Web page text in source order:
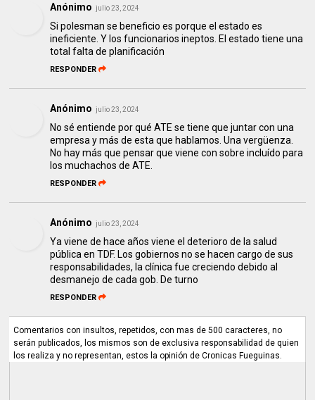
Anónimo julio 23, 2024
Si polesman se beneficio es porque el estado es
ineficiente. Y los funcionarios ineptos. El estado tiene una
total falta de planificación
RESPONDER
Anónimo julio 23, 2024
No sé entiende por qué ATE se tiene que juntar con una
empresa y más de esta que hablamos. Una vergüenza.
No hay más que pensar que viene con sobre incluído para
los muchachos de ATE.
RESPONDER
Anónimo julio 23, 2024
Ya viene de hace años viene el deterioro de la salud
pública en TDF. Los gobiernos no se hacen cargo de sus
responsabilidades, la clínica fue creciendo debido al
desmanejo de cada gob. De turno
RESPONDER
Comentarios con insultos, repetidos, con mas de 500 caracteres, no
serán publicados, los mismos son de exclusiva responsabilidad de quien
los realiza y no representan, estos la opinión de Cronicas Fueguinas.